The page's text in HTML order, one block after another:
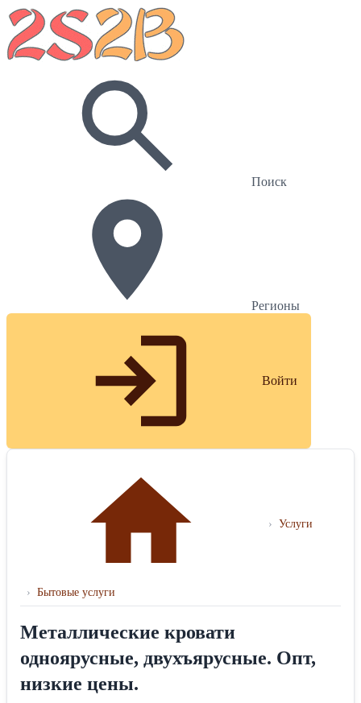
Поиск
Регионы
Войти
› Услуги
› Бытовые услуги
Металлические кровати
одноярусные, двухъярусные. Опт,
низкие цены.